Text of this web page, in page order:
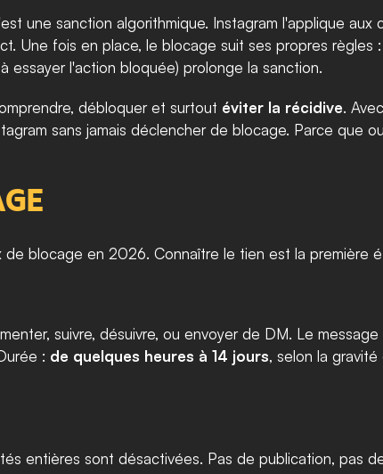
une sanction algorithmique. Instagram l'applique
Une fois en place, le blocage suit ses propres règles
essayer l'action bloquée) prolonge la sanction.
débloquer et surtout éviter la récidive.
sans jamais déclencher de blocage. Parce que
de blocage en 2026. Connaître le tien est la première
suivre, désuivre, ou envoyer de DM. Le
: de quelques heures à 14 jours, selon la
entières sont désactivées. Pas de publication, pas